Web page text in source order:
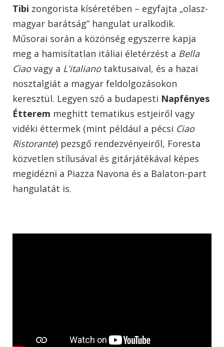
Tibi zongorista kíséretében – egyfajta „olasz-
magyar barátság” hangulat uralkodik.
Műsorai során a közönség egyszerre kapja
meg a hamisítatlan itáliai életérzést a Bella
Ciaovagy a L'italianotaktusaival, és a hazai
nosztalgiát a magyar feldolgozásokon
keresztül. Legyen szó a budapesti Napfényes
Étterem meghitt tematikus estjeiről vagy
vidéki éttermek (mint például a pécsi Ciao
Ristorante) pezsgő rendezvényeiről, Foresta
közvetlen stílusával és gitárjátékával képes
megidézni a Piazza Navona és a Balaton-part
hangulatát is.